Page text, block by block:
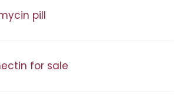
pill
for sale